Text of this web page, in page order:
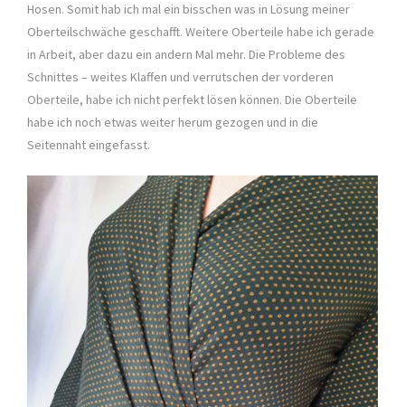
Hosen. Somit hab ich mal ein bisschen was in Lösung meiner
Oberteilschwäche geschafft. Weitere Oberteile habe ich gerade
in Arbeit, aber dazu ein andern Mal mehr. Die Probleme des
Schnittes – weites Klaffen und verrutschen der vorderen
Oberteile, habe ich nicht perfekt lösen können. Die Oberteile
habe ich noch etwas weiter herum gezogen und in die
Seitennaht eingefasst.